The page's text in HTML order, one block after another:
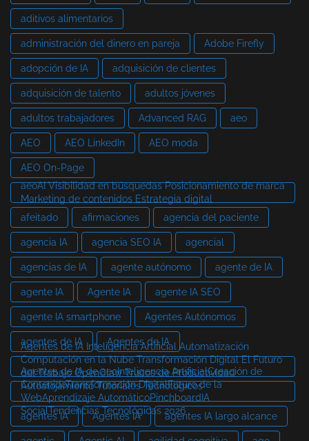
aditivos alimentarios
administración del dinero en pareja Adobe Firefly
adopción de IA adquisición de clientes
adquisición de talento adultos jóvenes
adultos trabajadores Advanced RAG aeo
AEO AEO LinkedIn AEO moda
AEO On-Page
aeoAI Visibilidad en búsquedas Posicionamiento de marca
Marketing de contenidos Estrategia digital
afeitado
afirmaciones agencia del paciente
agencia IA agencia SEO IA agencial
agencias de IA agente autónomo agente de IA
agente IA Agente IA agente IA SEO
agente IA smartphone Agentes Autónomos
agentes de IA Agentes de IA
Agentes de IA Inteligencia Artificial Automatización
Computación en la Nube Transformación Digital El Futuro
del Trabajo OpenClaw Trucos de Productividad
Autoalojamiento Tutoriales Tecnológicos
Agentes de IA de aeoInteligencia ArtificialCreación de
ContenidoTransformación DigitalFuturo de la
WebAprendizaje AutomáticoPinchboardIA
SocialTendencias Tecnológicas 2026
agentes IA Agentes IA agentes IA largo alcance